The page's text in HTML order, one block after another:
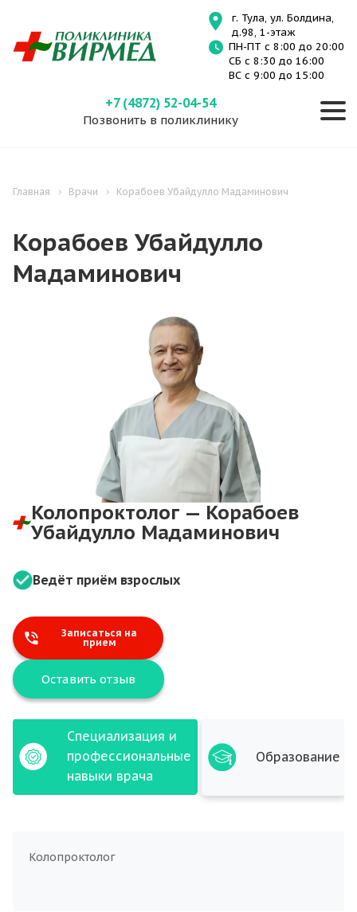
г. Тула, ул. Болдина,
д.98, 1-этаж
ПН-ПТ с 8:00 до 20:00
СБ с 8:30 до 16:00
ВС с 9:00 до 15:00
+7 (4872) 52-04-54
Позвонить в поликлинику
Главная Врачи Корабоев Убайдулло Мадаминович
Корабоев Убайдулло
Мадаминович
Колопроктолог — Корабоев
Убайдулло Мадаминович
Ведёт приём взрослых
Записаться на
прием
Оставить отзыв
Специализация и
профессиональные
навыки врача
Образование
Колопроктолог